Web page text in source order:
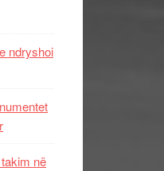
ndryshoi
në